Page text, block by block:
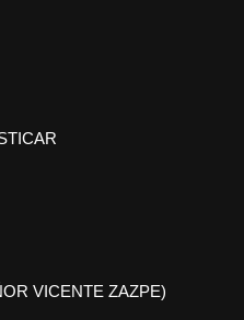
VICENTE ZAZPE)